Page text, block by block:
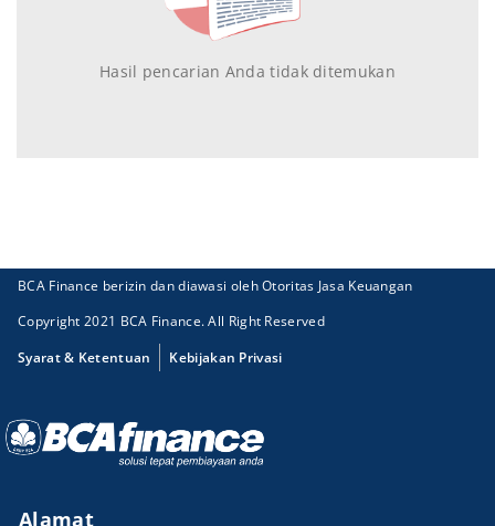
Hasil pencarian Anda tidak ditemukan
BCA Finance berizin dan diawasi oleh Otoritas Jasa Keuangan
Copyright 2021 BCA Finance. All Right Reserved
Syarat & Ketentuan
Kebijakan Privasi
Alamat